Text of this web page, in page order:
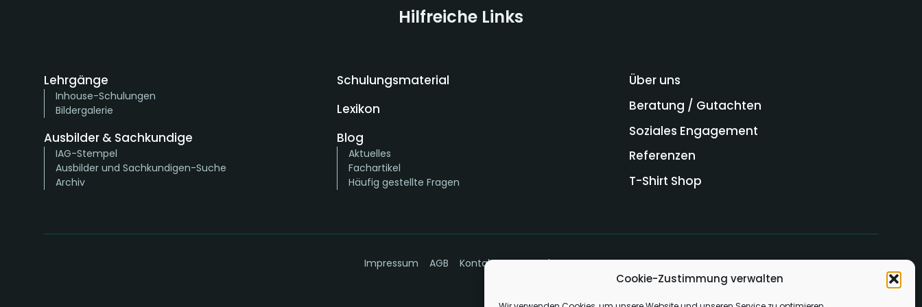
Cookie-Zustimmung verwalten
Hilfreiche Links
Lehrgänge
Inhouse-Schulungen
Bildergalerie
Ausbilder & Sachkundige
IAG-Stempel
Ausbilder und Sachkundigen-Suche
Archiv
Schulungsmaterial
Lexikon
Blog
Aktuelles
Fachartikel
Häufig gestellte Fragen
Über uns
Beratung / Gutachten
Soziales Engagement
Referenzen
T-Shirt Shop
Impressum AGB Kontakt Datenschutz